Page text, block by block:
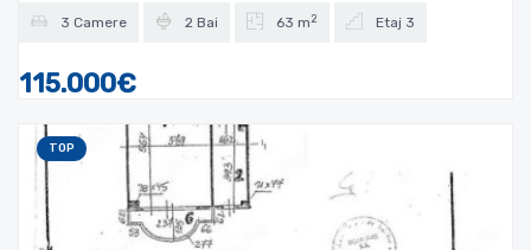
3 Camere 2 Bai 63 m 2 Etaj 3
115.000€
TOP